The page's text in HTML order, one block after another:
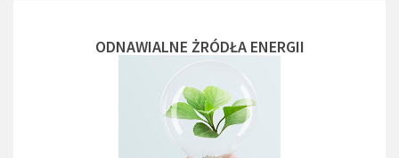
ODNAWIALNE ŻRÓDŁA ENERGII